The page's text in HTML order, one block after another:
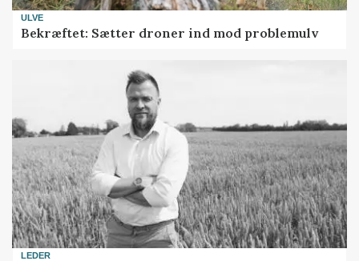
ULVE
Bekræftet: Sætter droner ind mod problemulv
LEDER